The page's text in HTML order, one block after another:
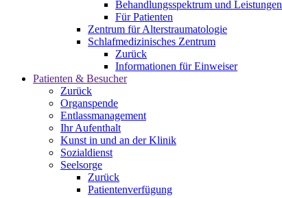
Behandlungsspektrum und Leistungen
Für Patienten
Zentrum für Alterstraumatologie
Schlafmedizinisches Zentrum
Zurück
Informationen für Einweiser
Patienten & Besucher
Zurück
Organspende
Entlassmanagement
Ihr Aufenthalt
Kunst in und an der Klinik
Sozialdienst
Seelsorge
Zurück
Patientenverfügung